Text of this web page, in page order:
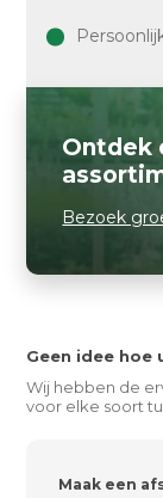
Ontdek
Bezoek
Geen idee hoe
Wij hebben de
voor elke soort
Maak een